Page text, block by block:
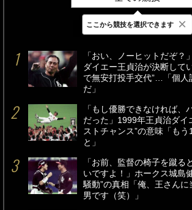
最新 24時間 週間
「おい、ノーヒットだぞ？
ダイエー王貞治が決断して
で無安打投手交代”…「個人
だ」
「もし優勝できなければ、
だった」1999年王貞治ダイ
ストチャンス”の意味「もう
と」
「お前、監督の椅子を蹴る
いですよ！」ホークス城島
騒動”の真相「俺、王さん
男です（笑）」
ここから競技を選択できます ×